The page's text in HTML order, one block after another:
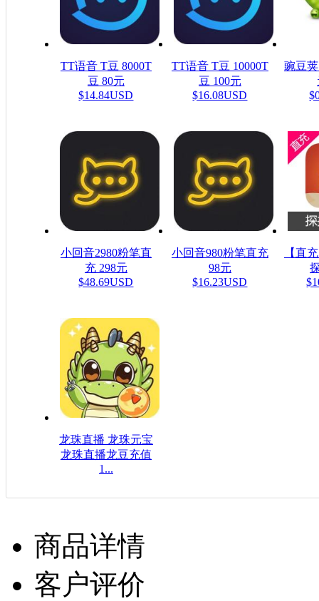
TT语音 T豆 8000T
豆 80元
$14.84USD
TT语音 T豆 10000T
豆 100元
$16.08USD
豌豆
小回音2980粉笔直
充 298元
$48.69USD
小回音980粉笔直充
98元
$16.23USD
【直
龙珠直播 龙珠元宝
龙珠直播龙豆充值
1...
商品详情
客户评价